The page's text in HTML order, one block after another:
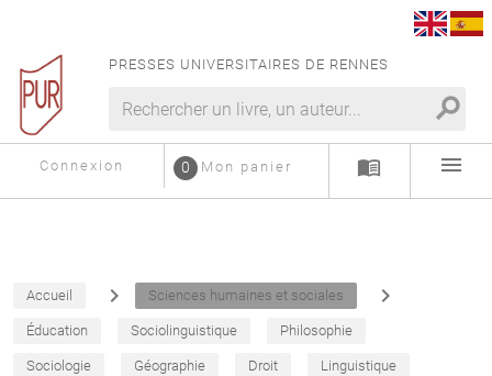
PRESSES UNIVERSITAIRES DE RENNES
search
Connexion Mon panier
0 menu_book menu
Accueil navigate_next Sciences humaines et sociales navigate_next
Éducation Sociolinguistique Philosophie
Sociologie Géographie Droit Linguistique